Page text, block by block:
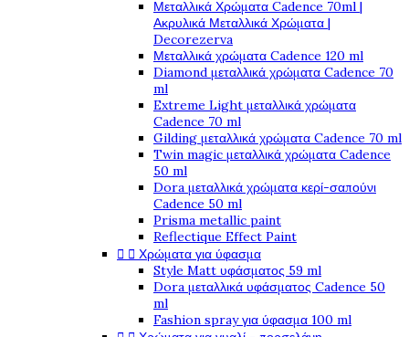
Μεταλλικά Χρώματα Cadence 70ml |
Ακρυλικά Μεταλλικά Χρώματα |
Decorezerva
Μεταλλικά χρώματα Cadence 120 ml
Diamond μεταλλικά χρώματα Cadence 70
ml
Extreme Light μεταλλικά χρώματα
Cadence 70 ml
Gilding μεταλλικά χρώματα Cadence 70 ml
Twin magic μεταλλικά χρώματα Cadence
50 ml
Dora μεταλλικά χρώματα κερί-σαπούνι
Cadence 50 ml
Prisma metallic paint
Reflectique Effect Paint
  Χρώματα για ύφασμα
Style Matt υφάσματος 59 ml
Dora μεταλλικά υφάσματος Cadence 50
ml
Fashion spray για ύφασμα 100 ml